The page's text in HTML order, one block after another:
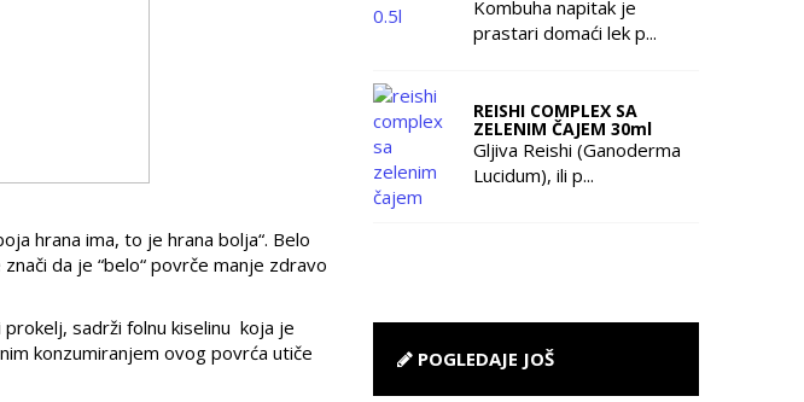
hrana ima, to je hrana bolja“. Belo
da je “belo“ povrče manje zdravo
sadrži folnu kiselinu koja je
konzumiranjem ovog povrća utiče
Kombuha napitak je
prastari domaći lek p...
REISHI COMPLEX SA
ZELENIM ČAJEM 30ml
Gljiva Reishi (Ganoderma
Lucidum), ili p...
POGLEDAJE JOŠ